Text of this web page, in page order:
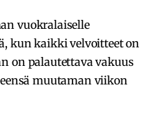
vuokralaiselle
kun kaikki velvoitteet on
on palautettava vakuus
muutaman viikon